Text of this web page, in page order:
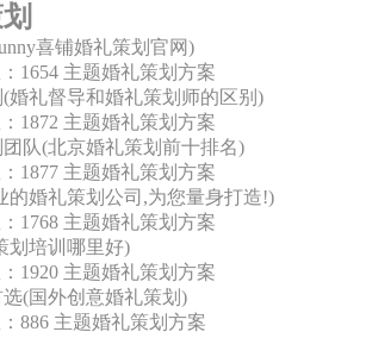
喜铺婚礼策划官网)
1654 主题婚礼策划方案
婚礼督导和婚礼策划师的区别)
1872 主题婚礼策划方案
队(北京婚礼策划前十排名)
1877 主题婚礼策划方案
的婚礼策划公司,为您量身打造!)
1768 主题婚礼策划方案
划培训哪里好)
1920 主题婚礼策划方案
(国外创意婚礼策划)
886 主题婚礼策划方案